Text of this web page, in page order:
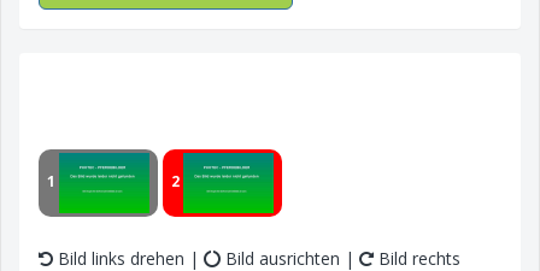
1 2
Bild links drehen | Bild ausrichten |
Bild rechts